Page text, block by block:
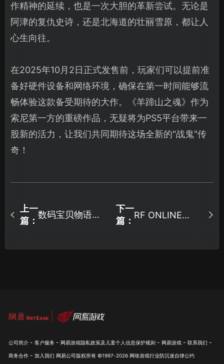
作精神的延续，也是一次大胆的革新尝试。无论是
阿津的复仇史诗，还是北海道的壮丽雪原，都让人
心生向往。
在2025年10月2日正式发售前，玩家们可以提前准
备好硬件设备和网络环境，确保在第一时间能够流
畅体验这款备受期待的大作。《羊蹄山之魂》作为
索尼第一方的重磅作品，无疑将为PS5平台带来一
股新的活力，让我们共同期待这场全新的"战鬼"传
奇！
上一
篇：
数码宝贝物语时
佳游戏体验！
下一
篇：
RF ONLINE
公司简介 - 客户服务 - 网易游戏隐私政策及儿童个人信息保护规则 - 网易游戏 - 联系我们 -
商务合作 - 加入我们 网易公司版权所有 ©1997-2026 网络游戏行业防沉迷自律公约